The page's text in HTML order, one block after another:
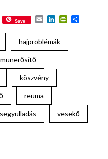
Save EmailLinkedIn
hajproblémák
köszvény
reuma
vesekő